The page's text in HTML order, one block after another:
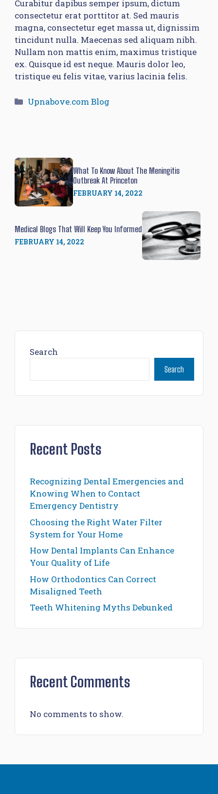
Curabitur dapibus semper ipsum, dictum
consectetur erat porttitor at. Sed mauris
magna, consectetur eget massa ut, dignissim
tincidunt nulla. Maecenas sed aliquam nibh.
Nullam non mattis enim, maximus tristique
ex. Quisque id est neque. Mauris dolor leo,
tristique eu felis vitae, varius lacinia felis.
Categories
Upnabove.com Blog
What To Know About The Meningitis
Outbreak At Princeton
FEBRUARY 14, 2022
Medical Blogs That Will Keep You Informed
FEBRUARY 14, 2022
Search
Search
Recent Posts
Recognizing Dental Emergencies and
Knowing When to Contact
Emergency Dentistry
Choosing the Right Water Filter
System for Your Home
How Dental Implants Can Enhance
Your Quality of Life
How Orthodontics Can Correct
Misaligned Teeth
Teeth Whitening Myths Debunked
Recent Comments
No comments to show.